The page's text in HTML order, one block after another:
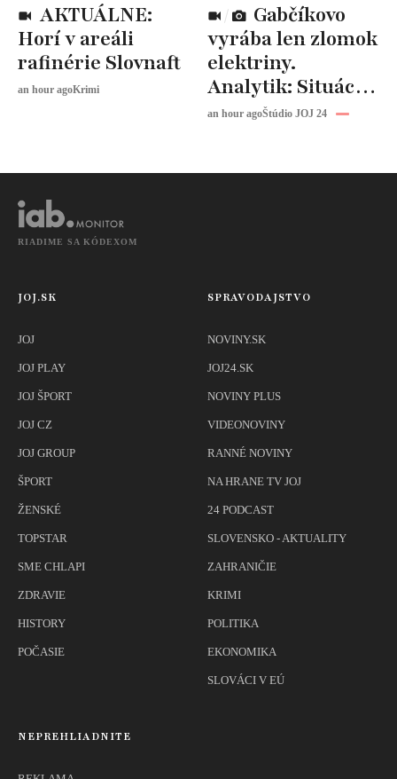
AKTUÁLNE:
Horí v areáli
rafinérie Slovnaft
an hour agoKrimi
vyrába len zlomok
elektriny.
Analytik: Situácia
je historicky
an hour agoŠtúdio JOJ 24
RIADIME SA KÓDEXOM
JOJ.SK
JOJ
JOJ PLAY
JOJ ŠPORT
JOJ CZ
JOJ GROUP
ŠPORT
ŽENSKÉ
TOPSTAR
SME CHLAPI
ZDRAVIE
HISTORY
POČASIE
SPRAVODAJSTVO
NOVINY.SK
JOJ24.SK
NOVINY PLUS
VIDEONOVINY
RANNÉ NOVINY
NA HRANE TV JOJ
24 PODCAST
SLOVENSKO - AKTUALITY
ZAHRANIČIE
KRIMI
POLITIKA
EKONOMIKA
SLOVÁCI V EÚ
NEPREHLIADNITE